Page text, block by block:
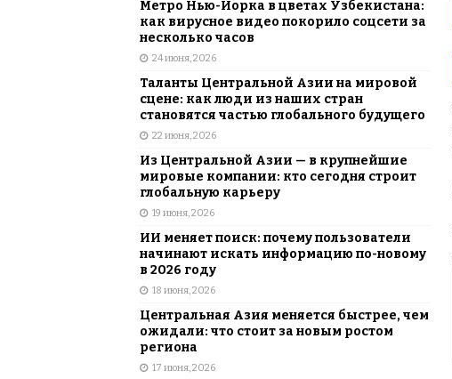
Метро Нью-Йорка в цветах Узбекистана:
как вирусное видео покорило соцсети за
несколько часов
24 июня, 2026
Таланты Центральной Азии на мировой
сцене: как люди из наших стран
становятся частью глобального будущего
22 июня, 2026
Из Центральной Азии — в крупнейшие
мировые компании: кто сегодня строит
глобальную карьеру
19 июня, 2026
ИИ меняет поиск: почему пользователи
начинают искать информацию по-новому
в 2026 году
18 июня, 2026
Центральная Азия меняется быстрее, чем
ожидали: что стоит за новым ростом
региона
17 июня, 2026